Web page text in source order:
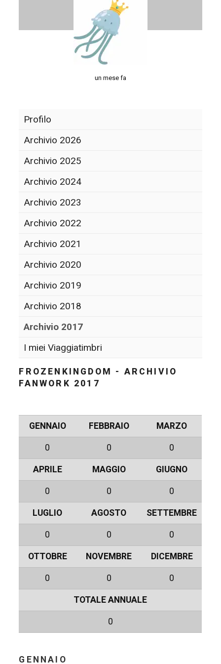
un mese fa
Profilo
Archivio 2026
Archivio 2025
Archivio 2024
Archivio 2023
Archivio 2022
Archivio 2021
Archivio 2020
Archivio 2019
Archivio 2018
Archivio 2017
I miei Viaggiatimbri
FROZENKINGDOM - ARCHIVIO
FANWORK 2017
GENNAIO FEBBRAIO MARZO
0 0 0
APRILE MAGGIO GIUGNO
0 0 0
LUGLIO AGOSTO SETTEMBRE
0 0 0
OTTOBRE NOVEMBRE DICEMBRE
0 0 0
TOTALE ANNUALE
0
GENNAIO